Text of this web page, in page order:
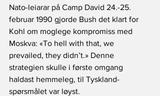
Nato-leiarar på Camp David 24.-25.
februar 1990 gjorde Bush det klart for
Kohl om moglege kompromiss med
Moskva: «To hell with that, we
prevailed, they didn’t.» Denne
strategien skulle i første omgang
haldast hemmeleg, til Tyskland-
spørsmålet var løyst.